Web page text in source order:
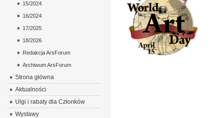
15/2024
16/2024
17/2025
18/2026
Redakcja ArsForum
Archiwum ArsForum
Strona główna
Aktualności
Ulgi i rabaty dla Członków
Wystawy